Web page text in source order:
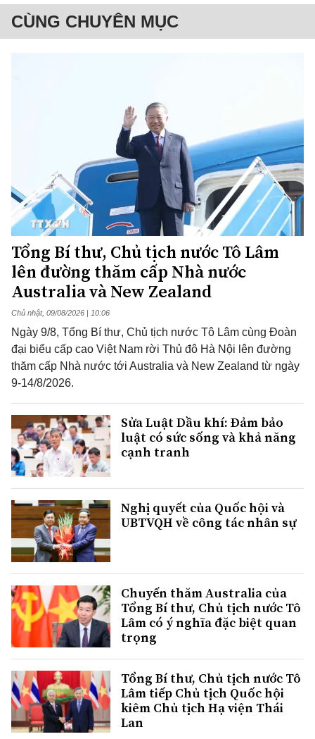
CÙNG CHUYÊN MỤC
Tổng Bí thư, Chủ tịch nước Tô Lâm
lên đường thăm cấp Nhà nước
Australia và New Zealand
Chủ nhật, 09/08/2026 | 10:06
Ngày 9/8, Tổng Bí thư, Chủ tịch nước Tô Lâm cùng Đoàn
đại biểu cấp cao Việt Nam rời Thủ đô Hà Nội lên đường
thăm cấp Nhà nước tới Australia và New Zealand từ ngày
9-14/8/2026.
Sửa Luật Dầu khí: Đảm bảo
luật có sức sống và khả năng
cạnh tranh
Nghị quyết của Quốc hội và
UBTVQH về công tác nhân sự
Chuyến thăm Australia của
Tổng Bí thư, Chủ tịch nước Tô
Lâm có ý nghĩa đặc biệt quan
trọng
Tổng Bí thư, Chủ tịch nước Tô
Lâm tiếp Chủ tịch Quốc hội
kiêm Chủ tịch Hạ viện Thái
Lan